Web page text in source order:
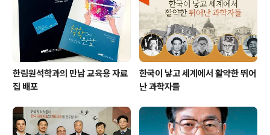
이고 다양한 방법을 활용한 다차원 시스템 제어·분석 연구
를 개척하여 제어 이론과 기술 발전..
한림원석학과의 만남 교육용 자료
집 배포
한국이 낳고 세계에서 활약한 뛰어
난 과학자들